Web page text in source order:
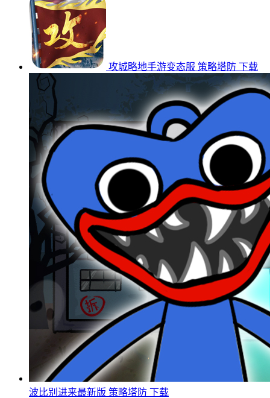
攻城略地手游变态服 策略塔防 下载
波比别进来最新版 策略塔防 下载